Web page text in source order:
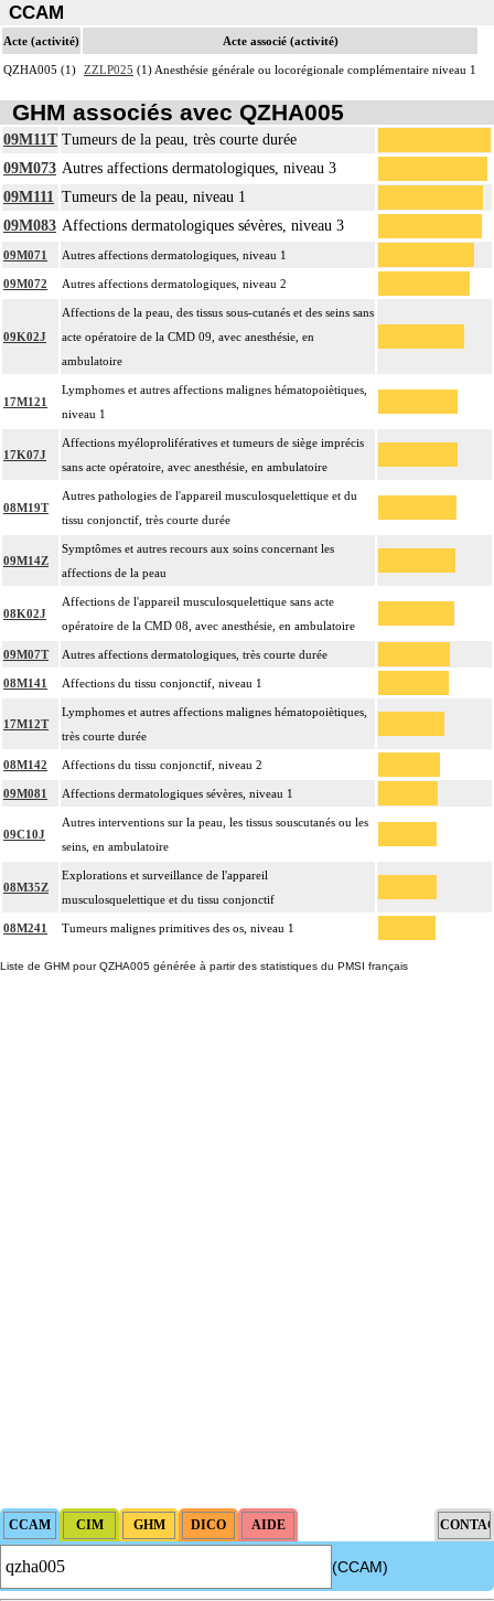
CCAM
Acte (activité) Acte associé (activité)
QZHA005 (1) ZZLP025 (1) Anesthésie générale ou locorégionale complémentaire niveau 1
GHM associés avec QZHA005
09M11T Tumeurs de la peau, très courte durée
09M073 Autres affections dermatologiques, niveau 3
09M111 Tumeurs de la peau, niveau 1
09M083 Affections dermatologiques sévères, niveau 3
09M071 Autres affections dermatologiques, niveau 1
09M072 Autres affections dermatologiques, niveau 2
09K02J
Affections de la peau, des tissus sous-cutanés et des seins sans
acte opératoire de la CMD 09, avec anesthésie, en
ambulatoire
17M121
Lymphomes et autres affections malignes hématopoiètiques,
niveau 1
17K07J
Affections myéloprolifératives et tumeurs de siège imprécis
sans acte opératoire, avec anesthésie, en ambulatoire
08M19T
Autres pathologies de l'appareil musculosquelettique et du
tissu conjonctif, très courte durée
09M14Z
Symptômes et autres recours aux soins concernant les
affections de la peau
08K02J
Affections de l'appareil musculosquelettique sans acte
opératoire de la CMD 08, avec anesthésie, en ambulatoire
09M07T Autres affections dermatologiques, très courte durée
08M141 Affections du tissu conjonctif, niveau 1
17M12T
Lymphomes et autres affections malignes hématopoiètiques,
très courte durée
08M142 Affections du tissu conjonctif, niveau 2
09M081 Affections dermatologiques sévères, niveau 1
09C10J
Autres interventions sur la peau, les tissus souscutanés ou les
seins, en ambulatoire
08M35Z
Explorations et surveillance de l'appareil
musculosquelettique et du tissu conjonctif
08M241 Tumeurs malignes primitives des os, niveau 1
Liste de GHM pour QZHA005 générée à partir des statistiques du PMSI français
(CCAM)